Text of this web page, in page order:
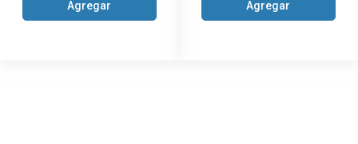
Agregar Agregar